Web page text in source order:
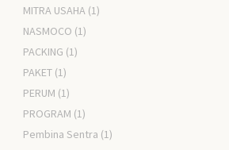
MITRA USAHA (1)
NASMOCO (1)
PACKING (1)
PAKET (1)
PERUM (1)
PROGRAM (1)
Pembina Sentra (1)